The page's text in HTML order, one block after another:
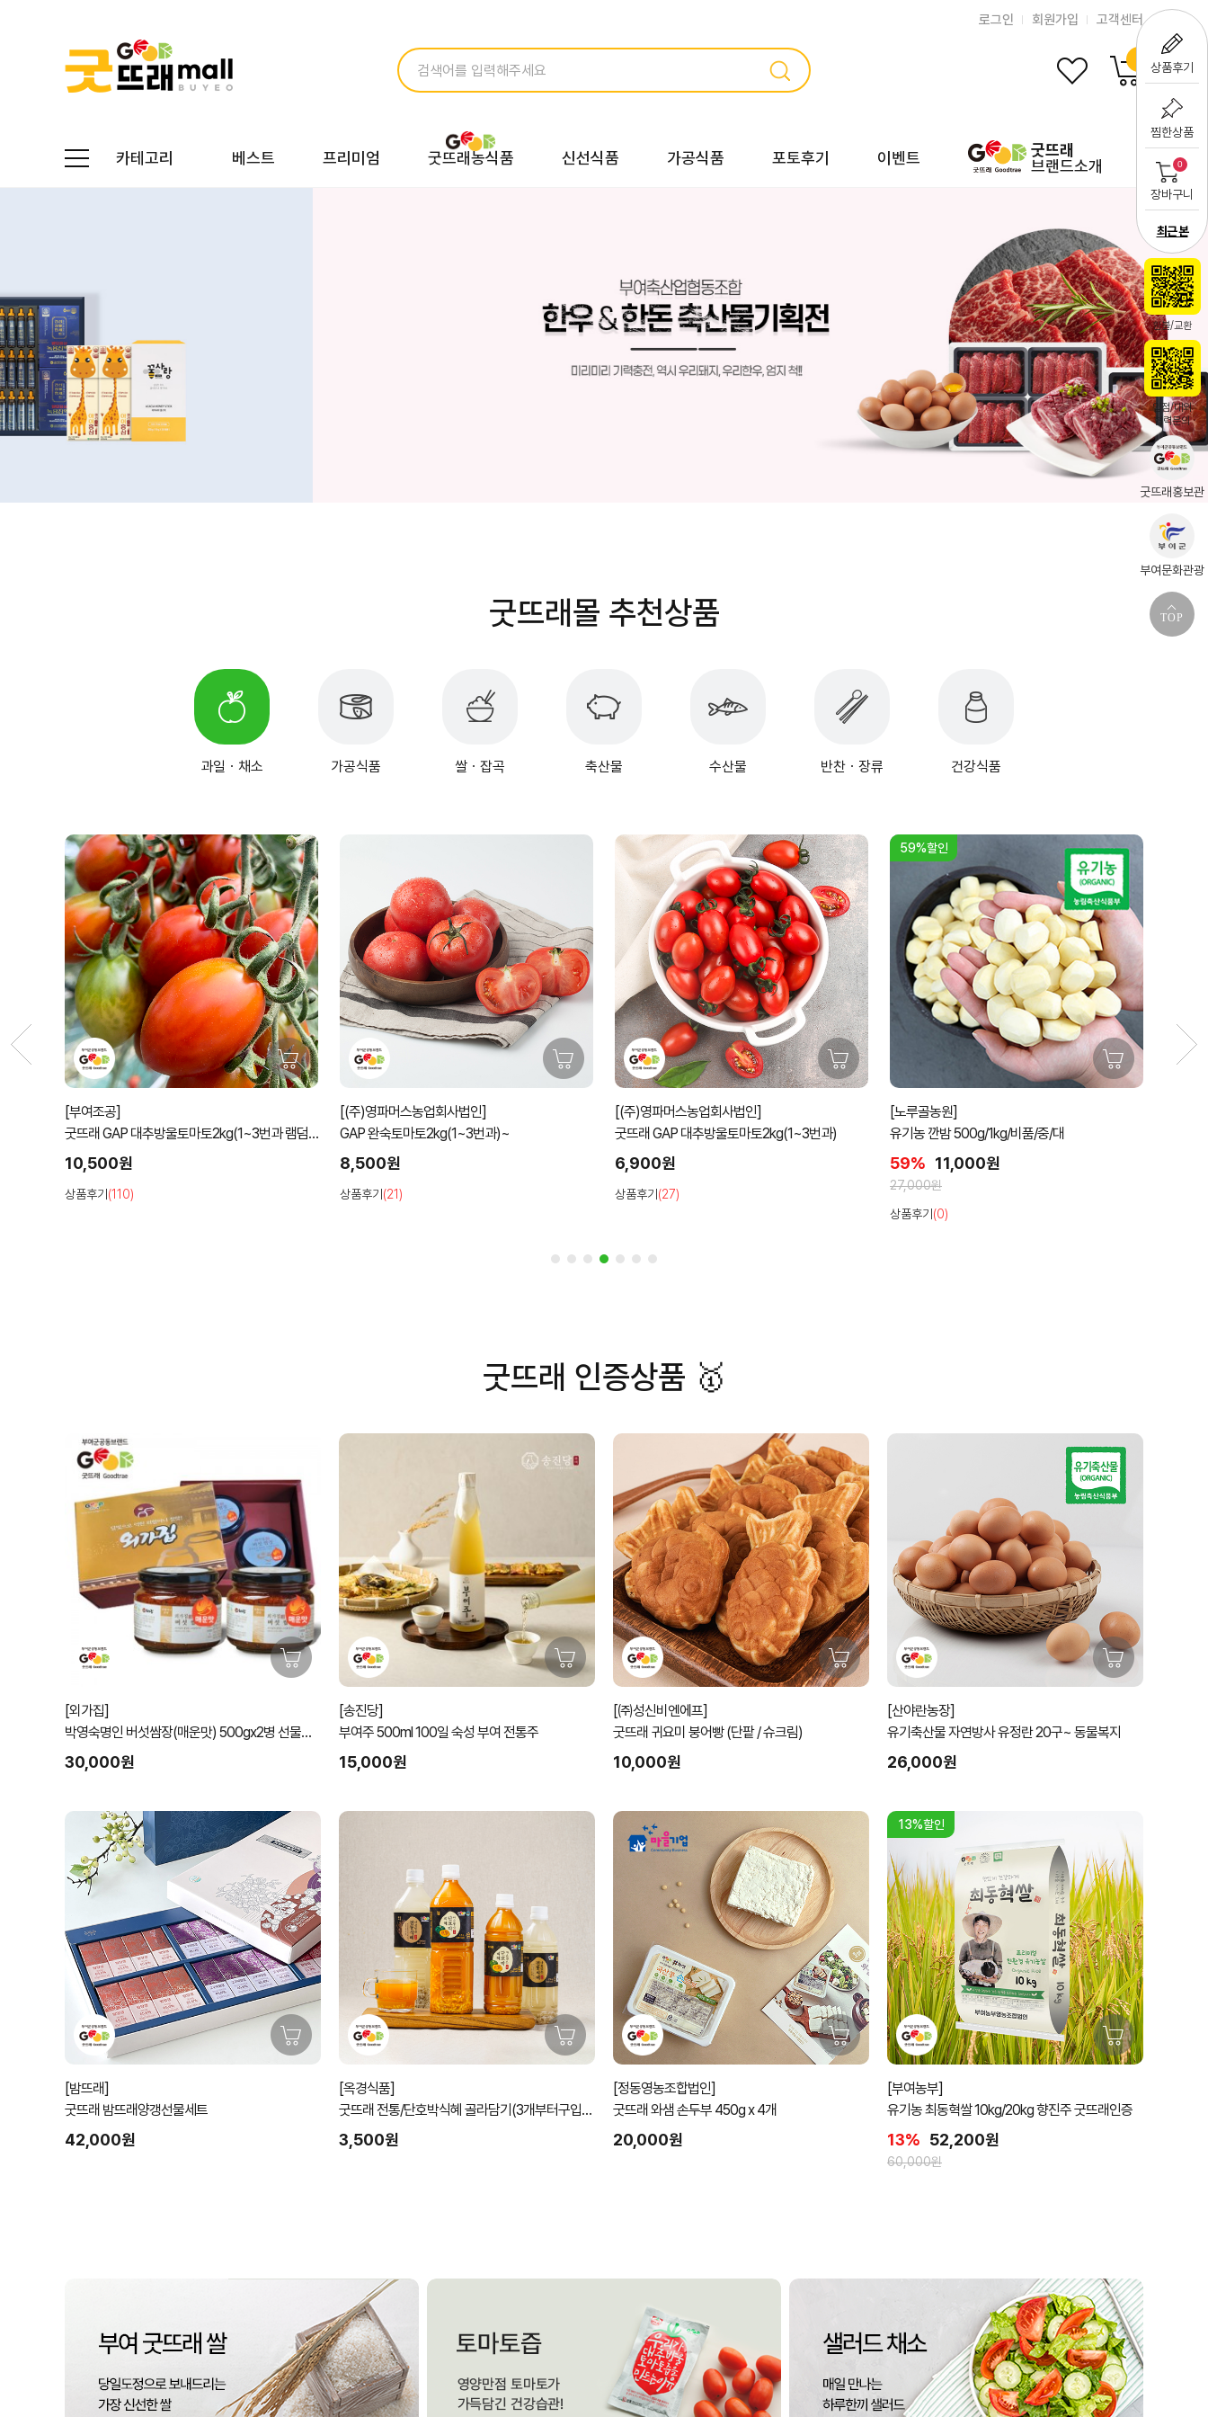
상품후기
찜한상품
0
장바구니
최근 본
환불/교환
입점/대외
협력문의
굿뜨래홍보관
부여문화관광
TOP
로그인 회원가입 고객센터
카테고리 베스트 프리미엄 굿뜨래농식품 신선식품 가공식품 포토후기 이벤트
굿뜨래
브랜드소개
굿뜨래몰 추천상품
과일ㆍ채소 가공식품 쌀ㆍ잡곡 축산물 수산물 반찬ㆍ장류 건강식품
울토마토2kg(1~3번과 램덤
GAP 완숙토마토2kg(1~3번과)~
[(주)영파머스농업회사법인]
굿뜨래 GAP 대추방울토마토2kg(1~3번과)
59%할인
[노루골농원]
유기농 깐밤 500g/1kg/비품/중/대
37%할인
비품/500g정품
굿뜨래 인증상품 🥇
[외가집]
박영숙명인 버섯쌈장(매운맛) 500gx2병 선물세
트
30,000원
[송진당]
부여주 500ml 100일 숙성 부여 전통주
15,000원
[㈜성신비엔에프]
굿뜨래 귀요미 붕어빵 (단팥 / 슈크림)
10,000원
[산야란농장]
유기축산물 자연방사 유정란 20구~ 동물복지
26,000원
[밤뜨래]
굿뜨래 밤뜨래양갱선물세트
42,000원
[옥경식품]
굿뜨래 전통/단호박식혜 골라담기(3개부터구입가
능)
3,500원
[정동영농조합법인]
굿뜨래 와샘 손두부 450g x 4개
20,000원
13%할인
[부여농부]
유기농 최동혁쌀 10kg/20kg 향진주 굿뜨래인증
13% 52,200원
60,000원